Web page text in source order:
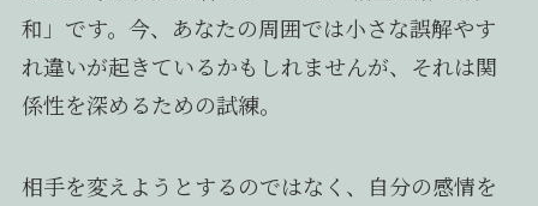
和」です。今、あなたの周囲では小さな誤解やす
れ違いが起きているかもしれませんが、それは関
係性を深めるための試練。
相手を変えようとするのではなく、自分の感情を